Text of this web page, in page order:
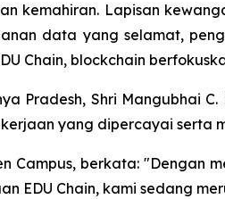
kemahiran. Lapisan
data yang selamat,
Chain, blockchain
Pradesh, Shri Mangubhai
yang dipercayai serta
Campus, berkata: "Dengan
EDU Chain, kami sedang